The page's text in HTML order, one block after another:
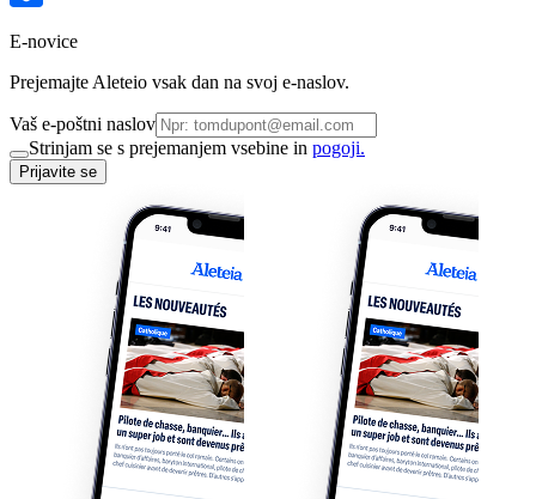
E-novice
Prejemajte Aleteio vsak dan na svoj e-naslov.
Vaš e-poštni naslov
Strinjam se s prejemanjem vsebine in pogoji.
Prijavite se